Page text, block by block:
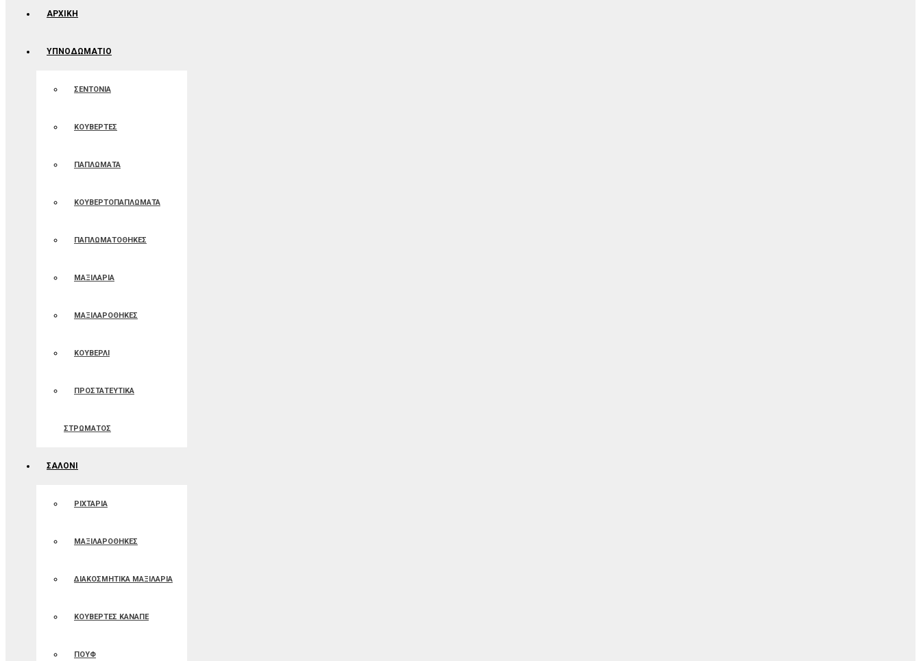
ΑΡΧΙΚΉ
ΥΠΝΟΔΩΜΑΤΙΟ
ΣΕΝΤΟΝΙΑ
ΚΟΥΒΕΡΤΕΣ
ΠΑΠΛΩΜΑΤΑ
ΚΟΥΒΕΡΤΟΠΑΠΛΩΜΑΤΑ
ΠΑΠΛΩΜΑΤΟΘΗΚΕΣ
ΜΑΞΙΛΑΡΙΑ
ΜΑΞΙΛΑΡΟΘΗΚΕΣ
ΚΟΥΒΕΡΛΙ
ΠΡΟΣΤΑΤΕΥΤΙΚΑ
ΣΤΡΩΜΑΤΟΣ
ΣΑΛΟΝΙ
ΡΙΧΤΑΡΙΑ
ΜΑΞΙΛΑΡΟΘΗΚΕΣ
ΔΙΑΚΟΣΜΗΤΙΚΑ ΜΑΞΙΛΑΡΙΑ
ΚΟΥΒΕΡΤΕΣ ΚΑΝΑΠΕ
ΠΟΥΦ